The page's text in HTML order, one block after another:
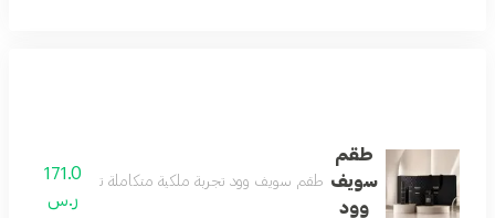
طقم
سويف
وود
طقم سويف وود تجربة ملكية متكاملة تبدأ بعطر فاخر
171.0
ر.س